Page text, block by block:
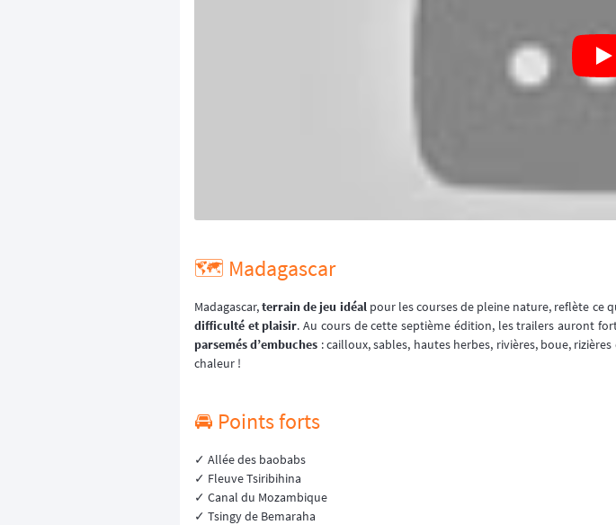
🗺️ Madagascar
Madagascar,terrain de jeu idéal pour les courses de pleine nature, reflète ce
difficulté et plaisir. Au cours de cette septième édition, les trailers auront
parsemés d’embuches : cailloux, sables, hautes herbes, rivières, boue,
chaleur !
🚘️ Points forts
✓ Allée des baobabs
✓ Fleuve Tsiribihina
✓ Canal du Mozambique
✓ Tsingy de Bemaraha